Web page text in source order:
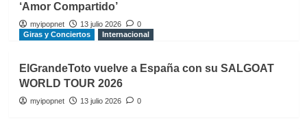
‘Amor Compartido’
myipopnet 13 julio 2026
0
Giras y Conciertos
Internacional
ElGrandeToto vuelve a España con su SALGOAT
WORLD TOUR 2026
myipopnet 13 julio 2026 0